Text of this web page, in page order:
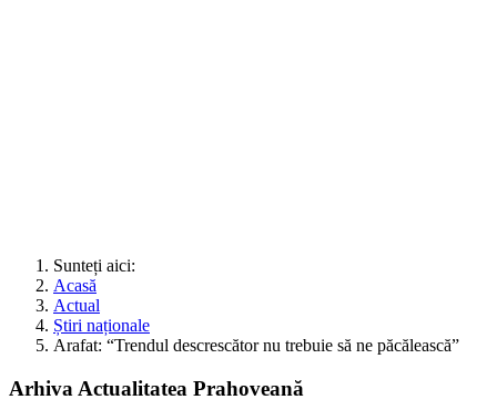
Sunteți aici:
Acasă
Actual
Știri naționale
Arafat: “Trendul descrescător nu trebuie să ne păcălească”
Arhiva Actualitatea Prahoveană